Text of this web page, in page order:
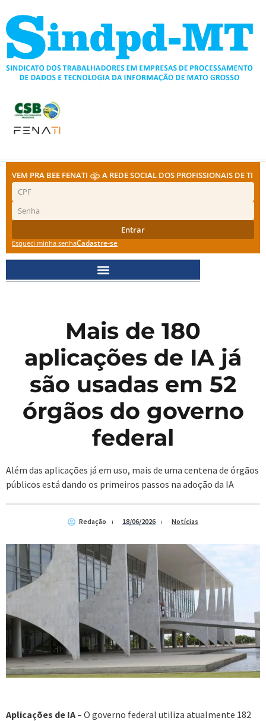
para
conteúdo
VEM PRA BEE FENATI A REDE SOCIAL DOS PROFISSIONAIS DE TI
Entrar
Esqueci minha senhaCadastre-se
Mais de 180
aplicações de IA já
são usadas em 52
órgãos do governo
federal
Além das aplicações já em uso, mais de uma centena de órgãos
públicos está dando os primeiros passos na adoção da IA
Redação 18/06/2026 Notícias
Aplicações de IA – O governo federal utiliza atualmente 182